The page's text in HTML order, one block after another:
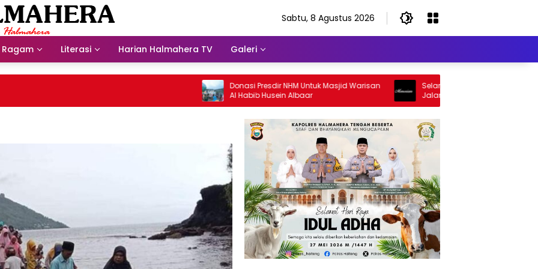
Sabtu, 8 Agustus 2026
Ragam Literasi Harian Halmahera TV Galeri
Donasi Presdir NHM Untuk Masjid Warisan
Al Habib Husein Albaar
Selamat Jalan Sang Inspirator,
Jalan Abangku Yuslam Idris